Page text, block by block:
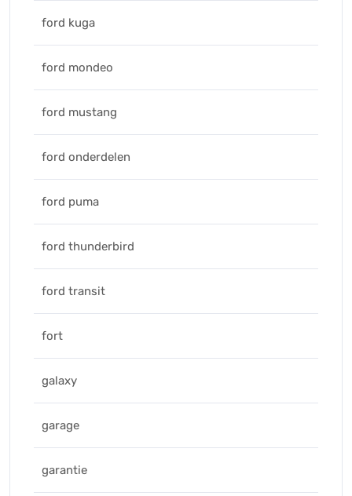
ford kuga
ford mondeo
ford mustang
ford onderdelen
ford puma
ford thunderbird
ford transit
fort
galaxy
garage
garantie